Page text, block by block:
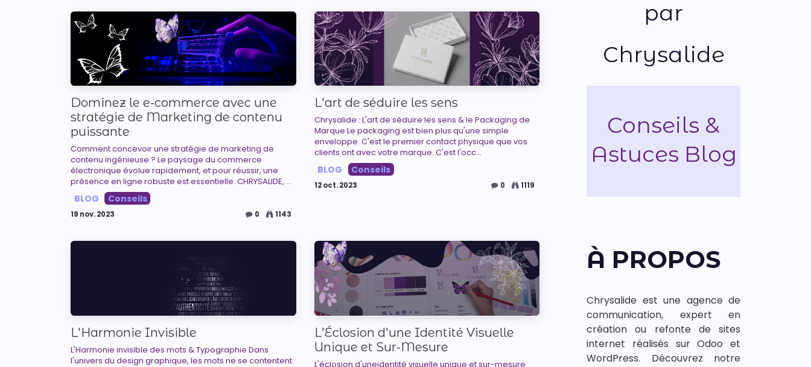
Dominez le e-commerce avec une
stratégie de Marketing de contenu
puissante
Comment concevoir une stratégie de marketing de
contenu ingénieuse ? Le paysage du commerce
électronique évolue rapidement, et pour réussir, une
présence en ligne robuste est essentielle. CHRYSALIDE, ...
BLOG Conseils
19 nov. 2023 0 1143
L'art de séduire les sens
Chrysalide : L'art de séduire les sens & le Packaging de
Marque Le packaging est bien plus qu'une simple
enveloppe. C'est le premier contact physique que vos
clients ont avec votre marque. C'est l'occ...
BLOG Conseils
12 oct. 2023 0 1119
L'Harmonie Invisible
L'Harmonie invisible des mots & Typographie Dans
l'univers du design graphique, les mots ne se contentent
L'Éclosion d'une Identité Visuelle
Unique et Sur-Mesure
L'éclosion d'uneidentité visuelle unique et sur-mesure
par
Chrysalide
Conseils &
Astuces Blog
À PROPOS
Chrysalide est une agence de
communication, expert en
création ou refonte de sites
internet réalisés sur Odoo et
WordPress. Découvrez notre